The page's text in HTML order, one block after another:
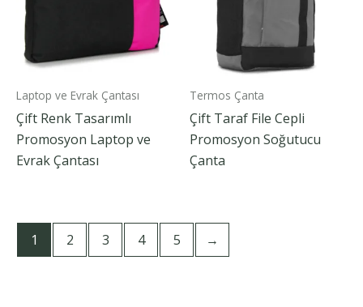
Laptop ve Evrak Çantası
Çift Renk Tasarımlı
Promosyon Laptop ve
Evrak Çantası
Termos Çanta
Çift Taraf File Cepli
Promosyon Soğutucu
Çanta
1 2 3 4 5 →